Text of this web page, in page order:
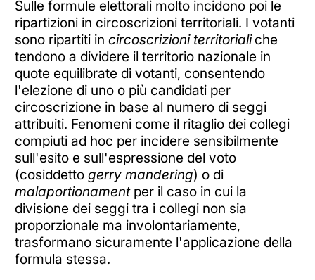
Sulle formule elettorali molto incidono poi le
ripartizioni in circoscrizioni territoriali. I votanti
sono ripartiti in circoscrizioni territoriali che
tendono a dividere il territorio nazionale in
quote equilibrate di votanti, consentendo
l'elezione di uno o più candidati per
circoscrizione in base al numero di seggi
attribuiti. Fenomeni come il ritaglio dei collegi
compiuti ad hoc per incidere sensibilmente
sull'esito e sull'espressione del voto
(cosiddetto gerry mandering) o di
malaportionamentper il caso in cui la
divisione dei seggi tra i collegi non sia
proporzionale ma involontariamente,
trasformano sicuramente l'applicazione della
formula stessa.